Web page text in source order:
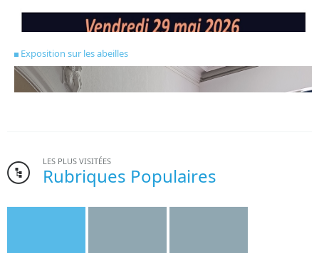
Exposition sur les abeilles
LES PLUS VISITÉES
Rubriques Populaires